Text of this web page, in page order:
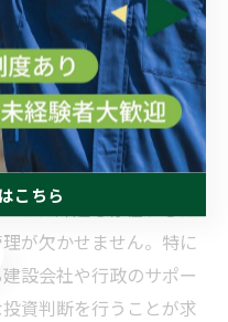
ることも特徴です。こ
が高まり、安定した高
す。実際に、地域密着
分譲事業を通じて、安
。
った課題も存在するた
が欠かせません。特に
設会社や行政のサポー
資判断を行うことが求
こちら
こちら